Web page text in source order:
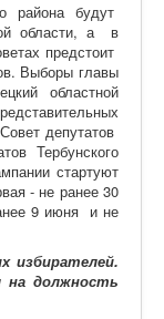
района будут
области, а в
предстоит
Выборы главы
областной
депутатов
Тербунского
стартуют
- не ранее 30
9 июня и не
избирателей.
должность